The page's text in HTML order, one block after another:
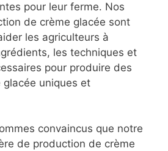
pour leur ferme. Nos
de crème glacée sont
les agriculteurs à
les techniques et
pour produire des
uniques et
convaincus que notre
de production de crème